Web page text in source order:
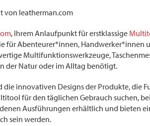
von leatherman.com
, Ihrem Anlaufpunkt für erstklassige
für Abenteurer*innen, Handwerker*innen
Multifunktionswerkzeuge,
der Natur oder im Alltag benötigt.
die innovativen Designs der Produkte,
für den täglichen Gebrauch suchen,
Ausführungen erhältlich und bieten
sein werden.